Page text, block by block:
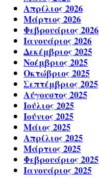
Απρίλιος 2026
Μάρτιος 2026
Φεβρουάριος 2026
Ιανουάριος 2026
Δεκέμβριος 2025
Νοέμβριος 2025
Οκτώβριος 2025
Σεπτέμβριος 2025
Αύγουστος 2025
Ιούλιος 2025
Ιούνιος 2025
Μάιος 2025
Απρίλιος 2025
Μάρτιος 2025
Φεβρουάριος 2025
Ιανουάριος 2025